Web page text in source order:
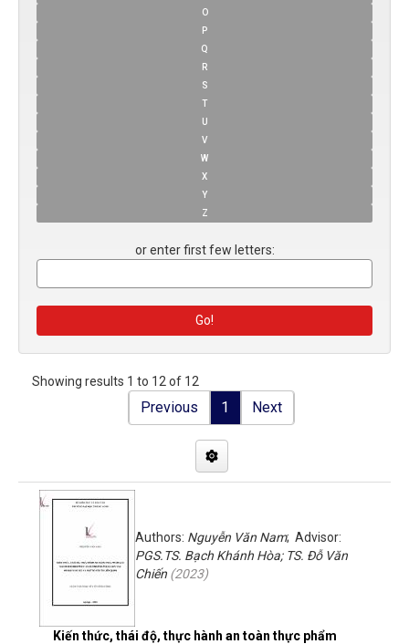
O
P
Q
R
S
T
U
V
W
X
Y
Z
or enter first few letters:
Showing results 1 to 12 of 12
Previous 1 Next
Kiến thức, thái độ, thực hành an toàn thực phẩm
Authors: Nguyễn Văn Nam; Advisor:
PGS.TS. Bạch Khánh Hòa; TS. Đỗ Văn
Chiến (2023)